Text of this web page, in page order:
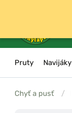
Pruty Navijáky
Chyť a pusť /